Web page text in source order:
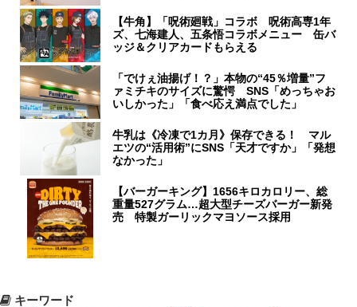
【牛角】「呪術廻戦」コラボ 呪術高専1年
ズ、七海建人、五条悟コラボメニュー 缶バ
ッジ＆クリアカードもらえる
「でけぇ油揚げ！？」本物の“45％増量”フ
ァミチキのサイズに驚愕 SNS「めっちゃお
いしかった」「食べ応え満点でした」
牛乳は《冷凍で1カ月》保存できる！ マル
エツの“活用術”にSNS「天才ですか」「発想
なかった」
【バーガーキング】1656キロカロリー、総
重量527グラム…超大型チーズバーガー新発
売 特製ガーリックマヨソース採用
キーワード